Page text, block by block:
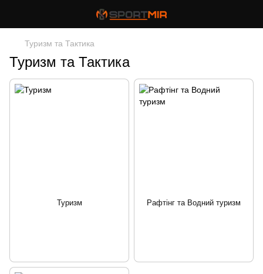
Туризм та Тактика
Туризм та Тактика
Туризм Рафтінг та Водний туризм